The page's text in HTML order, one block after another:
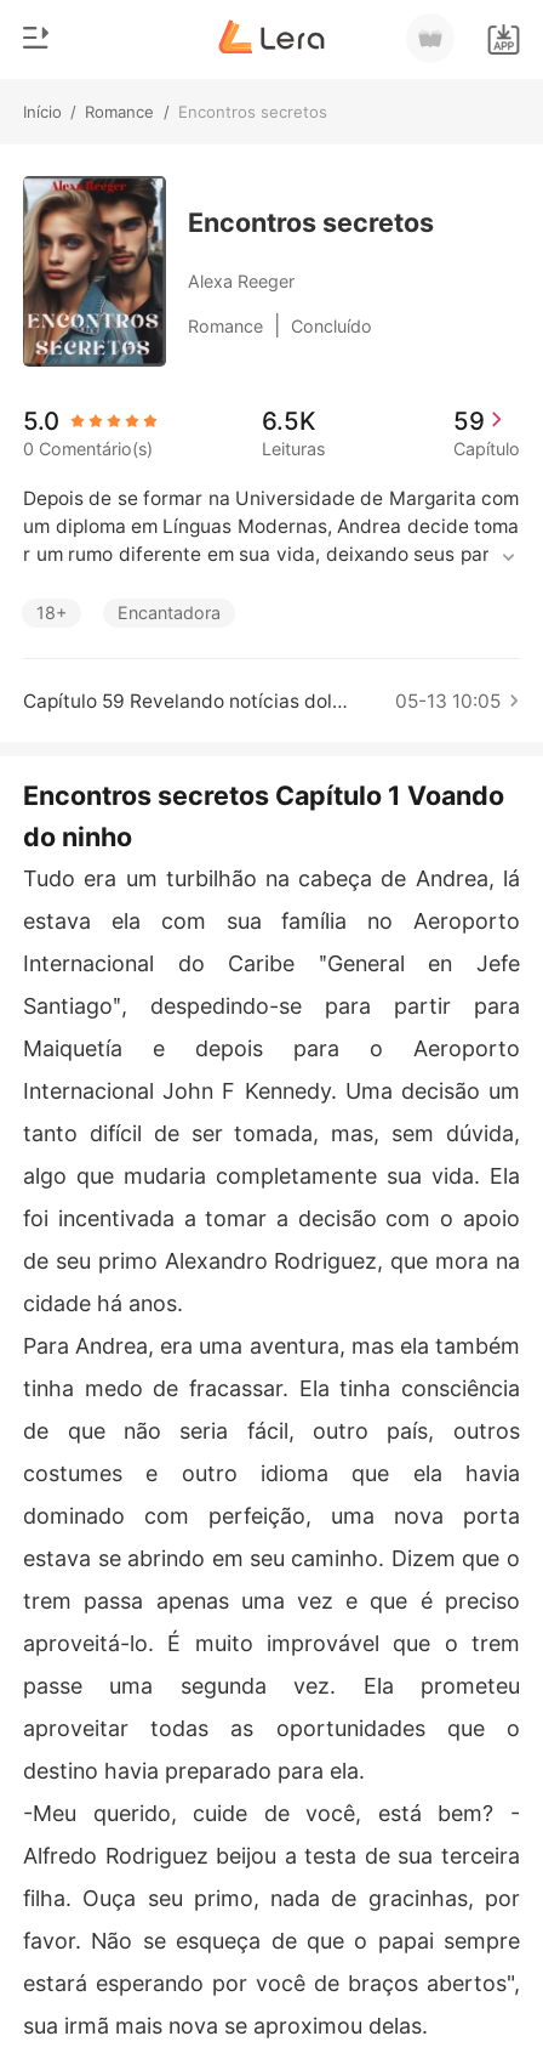
Início / Romance / Encontros secretos
Loja
Histórico
Sair
Baixar App
Gênero
Moderno
Lobisomem
Contos
Bilionários
Contos Curtos
Encontros secretos
Alexa Reeger
Romance Concluído
5.0
0 Comentário(s)
6.5K
Leituras
59
Capítulo
Depois de se formar na Universidade de Margarita com
um diploma em Línguas Modernas, Andrea decide toma
r um rumo diferente em sua vida, deixando seus parent
a será a cidade que nunca dorme, Nova York, onde cont
rão em uma mulher responsável e bem-sucedida, mas o
mas será que darão vazão ao amor e à paixão? Em ape
nas uma noite, a vida de Andrea e Peter dará um salto p
or quê?
18+ Encantadora
Capítulo 59 Revelando notícias dolorosas 05-13 10:05
Encontros secretos Capítulo 1 Voando
do ninho
Tudo era um turbilhão na cabeça de Andrea, lá
estava ela com sua família no Aeroporto
Internacional do Caribe ʺGeneral en Jefe
Santiagoʺ, despedindo-se para partir para
Maiquetía e depois para o Aeroporto
Internacional John F Kennedy. Uma decisão um
tanto difícil de ser tomada, mas, sem dúvida,
algo que mudaria completamente sua vida. Ela
foi incentivada a tomar a decisão com o apoio
de seu primo Alexandro Rodriguez, que mora na
cidade há anos.
Para Andrea, era uma aventura, mas ela também
tinha medo de fracassar. Ela tinha consciência
de que não seria fácil, outro país, outros
costumes e outro idioma que ela havia
dominado com perfeição, uma nova porta
estava se abrindo em seu caminho. Dizem que o
trem passa apenas uma vez e que é preciso
aproveitá-lo. É muito improvável que o trem
passe uma segunda vez. Ela prometeu
aproveitar todas as oportunidades que o
destino havia preparado para ela.
-Meu querido, cuide de você, está bem? -
Alfredo Rodriguez beijou a testa de sua terceira
filha. Ouça seu primo, nada de gracinhas, por
favor. Não se esqueça de que o papai sempre
estará esperando por você de braços abertos",
sua irmã mais nova se aproximou delas.